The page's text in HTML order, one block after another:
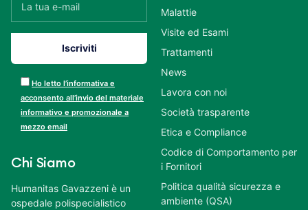
Ho letto l’informativa e
acconsento all’invio del materiale
informativo e promozionale a
mezzo email
Chi Siamo
Humanitas Gavazzeni è un
ospedale polispecialistico
Malattie
Visite ed Esami
Trattamenti
News
Lavora con noi
Società trasparente
Etica e Compliance
Codice di Comportamento per
i Fornitori
Politica qualità sicurezza e
ambiente (QSA)